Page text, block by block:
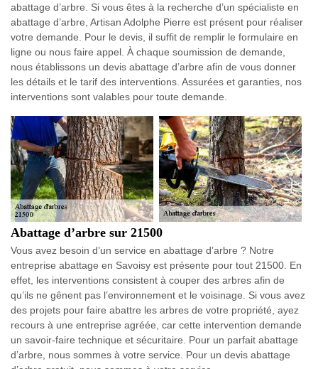
abattage d’arbre. Si vous êtes à la recherche d’un spécialiste en
abattage d’arbre, Artisan Adolphe Pierre est présent pour réaliser
votre demande. Pour le devis, il suffit de remplir le formulaire en
ligne ou nous faire appel. À chaque soumission de demande,
nous établissons un devis abattage d’arbre afin de vous donner
les détails et le tarif des interventions. Assurées et garanties, nos
interventions sont valables pour toute demande.
Abattage d’arbre sur 21500
Vous avez besoin d’un service en abattage d’arbre ? Notre
entreprise abattage en Savoisy est présente pour tout 21500. En
effet, les interventions consistent à couper des arbres afin de
qu’ils ne gênent pas l’environnement et le voisinage. Si vous avez
des projets pour faire abattre les arbres de votre propriété, ayez
recours à une entreprise agréée, car cette intervention demande
un savoir-faire technique et sécuritaire. Pour un parfait abattage
d’arbre, nous sommes à votre service. Pour un devis abattage